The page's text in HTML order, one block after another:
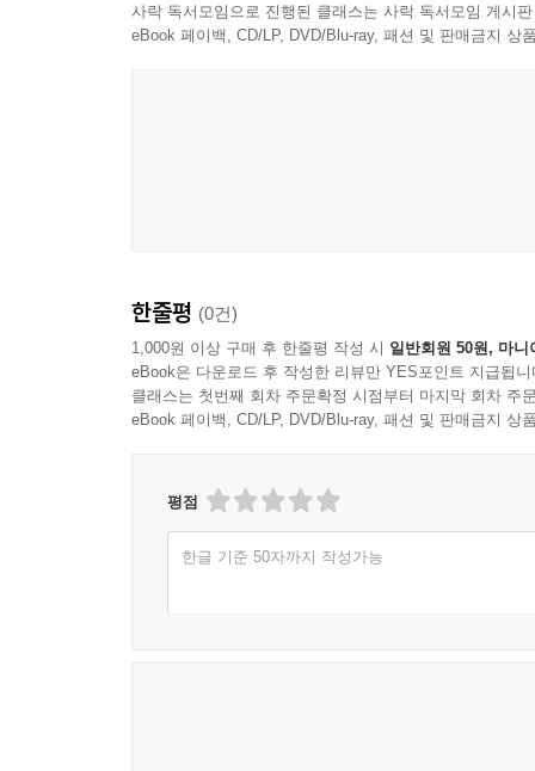
사락 독서모임으로 진행된 클래스는 사락 독서모임 게시
eBook 페이백, CD/LP, DVD/Blu-ray, 패션 및 판매금지 상
한줄평 (0건)
1,000원 이상 구매 후 한줄평 작성 시 일반회원 50원, 마니
eBook은 다운로드 후 작성한 리뷰만 YES포인트 지급됩니
클래스는 첫번째 회차 주문확정 시점부터 마지막 회차 주
eBook 페이백, CD/LP, DVD/Blu-ray, 패션 및 판매금지 상
평점
한글 기준 50자까지 작성가능